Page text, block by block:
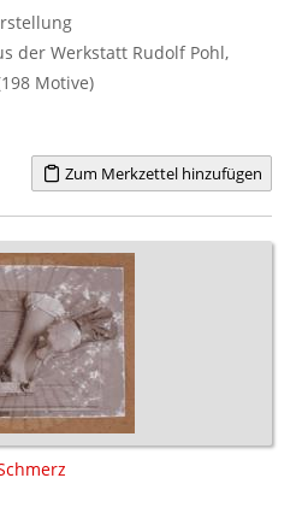
der Werkstatt Rudolf Pohl,
Motive)
Zum Merkzettel hinzufügen